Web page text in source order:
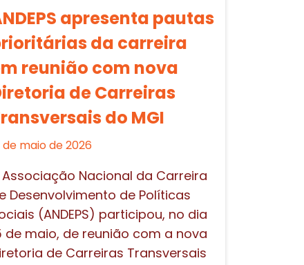
apresenta pautas
da carreira
reunião com nova
de Carreiras
do MGI
de maio de 2026
Associação Nacional da Carreira
Desenvolvimento de Políticas
(ANDEPS) participou, no dia
de maio, de reunião com a nova
de Carreiras Transversais